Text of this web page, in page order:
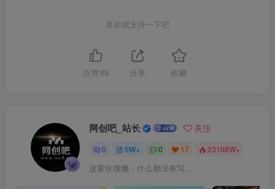
喜欢就支持一下吧
点赞 69 分享 收藏
网创吧_站长 关注
0 5W+ 0 17 23108W+
这家伙很懒，什么都没有写...